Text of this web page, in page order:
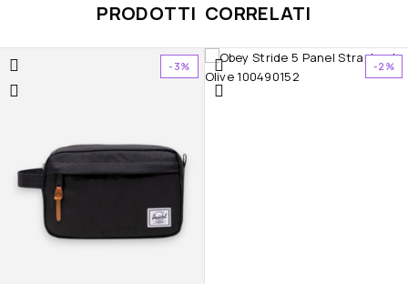
PRODOTTI CORRELATI
-3% -2%